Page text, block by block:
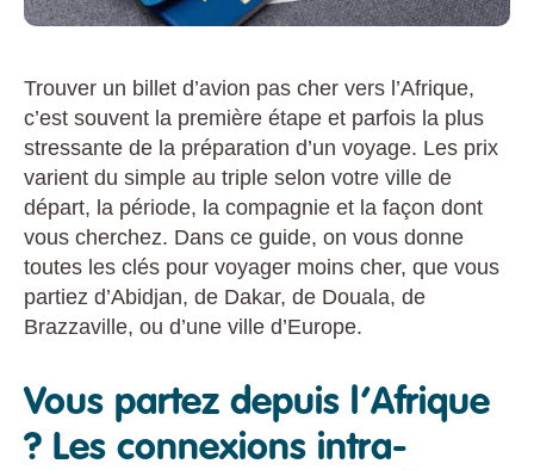
Trouver un billet d’avion pas cher vers l’Afrique,
c’est souvent la première étape et parfois la plus
stressante de la préparation d’un voyage. Les prix
varient du simple au triple selon votre ville de
départ, la période, la compagnie et la façon dont
vous cherchez. Dans ce guide, on vous donne
toutes les clés pour voyager moins cher, que vous
partiez d’Abidjan, de Dakar, de Douala, de
Brazzaville, ou d’une ville d’Europe.
Vous partez depuis l’Afrique
? Les connexions intra-